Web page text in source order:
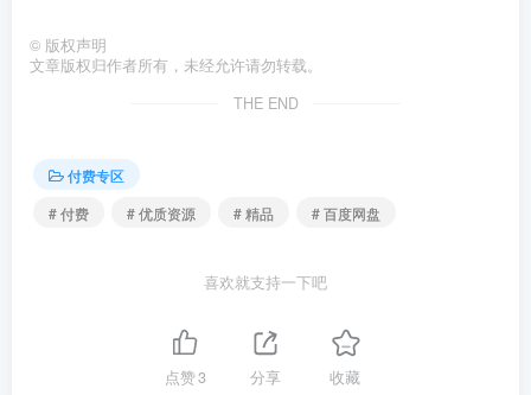
© 版权声明
文章版权归作者所有，未经允许请勿转载。
THE END
付费专区
# 付费
# 优质资源 # 精品 # 百度网盘
喜欢就支持一下吧
点赞3 分享 收藏